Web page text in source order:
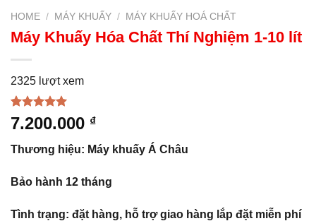
HOME / MÁY KHUẤY / MÁY KHUẤY HOÁ CHẤT
Máy Khuấy Hóa Chất Thí Nghiệm 1-10 lít
2325 lượt xem
Rated5.00
out of 5
1
customer
7.200.000 ₫
Thương hiệu: Máy khuấy Á Châu
Bảo hành 12 tháng
Tình trạng: đặt hàng, hỗ trợ giao hàng lắp đặt miễn phí